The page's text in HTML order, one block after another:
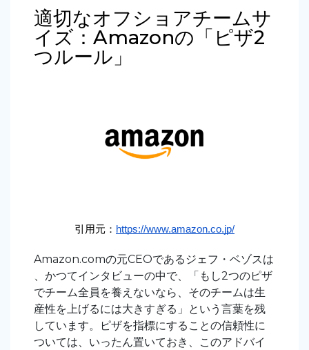
適切なオフショアチームサ
イズ：Amazonの「ピザ2
つルール」
引用元： https://www.amazon.co.jp/
Amazon.comの元CEOであるジェフ・ベゾスは
、かつてインタビューの中で、「もし2つのピザ
でチーム全員を養えないなら、そのチームは生
産性を上げるには大きすぎる」という言葉を残
しています。ピザを指標にすることの信頼性に
ついては、いったん置いておき、このアドバイ